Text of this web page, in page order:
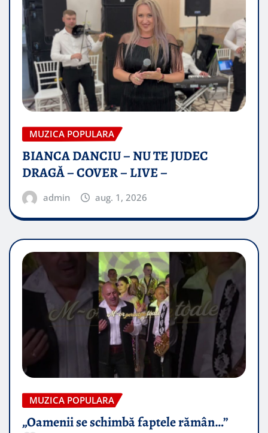
MUZICA POPULARA
BIANCA DANCIU – NU TE JUDEC
DRAGĂ – COVER – LIVE –
admin aug. 1, 2026
MUZICA POPULARA
„Oamenii se schimbă faptele rămân…”